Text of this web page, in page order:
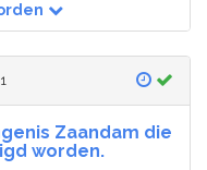
Zaandam die
worden.